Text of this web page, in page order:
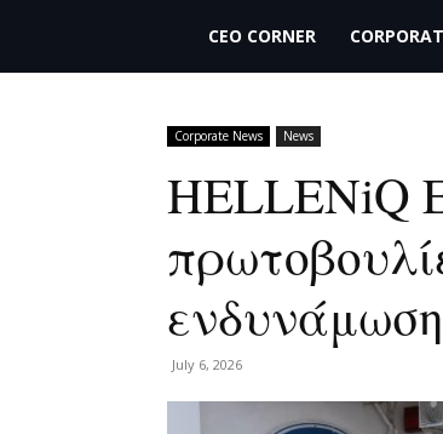
THECEO.gr
CEO CORNER
Corporate News News
HELLENiQ
ενδυνάμωση
July 6, 2026